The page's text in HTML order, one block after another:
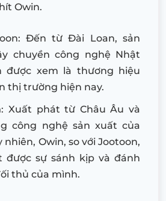
Owin.
Đến từ Đài Loan, sản
chuyền công nghệ Nhật
được xem là thương hiệu
thị trường hiện nay.
Xuất phát từ Châu Âu và
công nghệ sản xuất của
nhiên, Owin, so với Jootoon,
được sự sánh kịp và đánh
thủ của mình.